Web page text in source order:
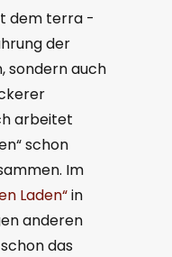
dem terra -
der
sondern auch
arbeitet
schon
Im
Laden“in
anderen
das